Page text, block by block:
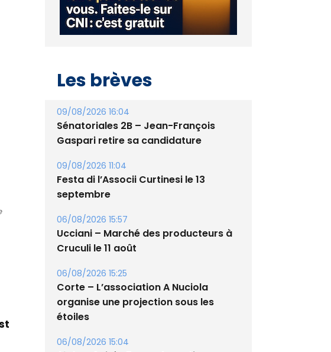
Les brèves
09/08/2026 16:04
Gaspari retire sa candidature
09/08/2026 11:04
septembre
06/08/2026 15:57
Cruculi le 11 août
06/08/2026 15:25
Corte – L’association A Nuciola
étoiles